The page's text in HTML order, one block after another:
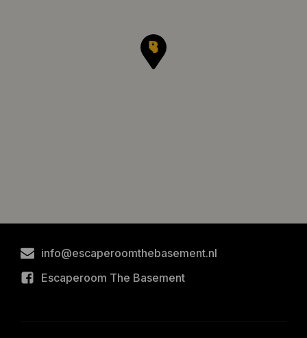
info@escaperoomthebasement.nl
Escaperoom The Basement